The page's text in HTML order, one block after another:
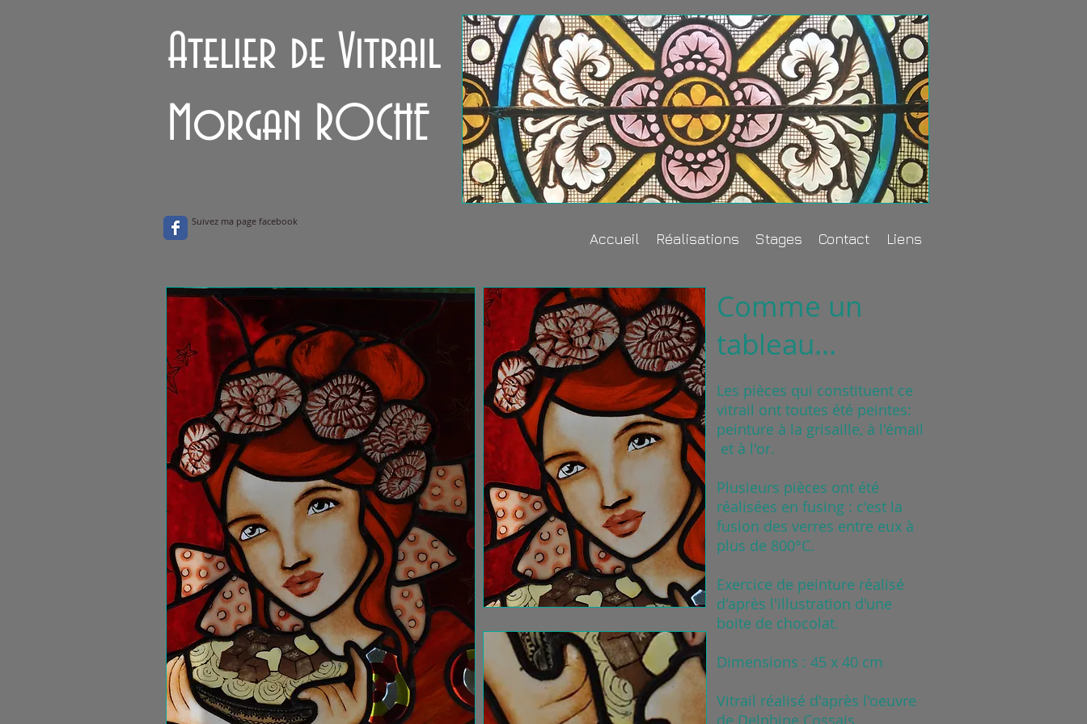
Atelier de Vitrail
Morgan ROCHE
Suivez ma page facebook
Accueil Réalisations Stages Contact Liens
Comme un
tableau...
Les pièces qui constituent ce
vitrail ont toutes été peintes:
peinture à la grisaille, à l'émail
et à l'or.
Plusieurs pièces ont été
réalisées en fusing : c'est la
fusion des verres entre eux à
plus de 800°C.
Exercice de peinture réalisé
d'après l'illustration d'une
boite de chocolat.
Dimensions : 45 x 40 cm
Vitrail réalisé d'après l'oeuvre
de Delphine Cossais